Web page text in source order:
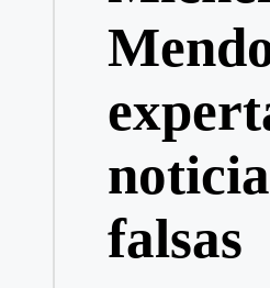
falsas